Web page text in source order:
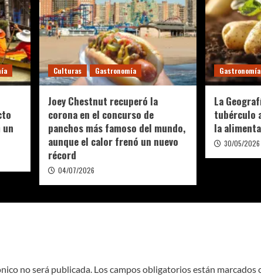
Culturas Gastronomía
Joey Chestnut recuperó la
corona en el concurso de
panchos más famoso del mundo,
aunque el calor frenó un nuevo
récord
04/07/2026
Gastronomía
La
tubérculo
la
30/05/2026
no será publicada. Los campos obligatorios están marcados